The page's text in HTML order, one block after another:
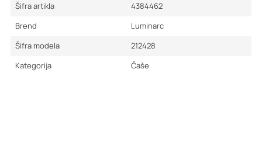
Šifra artikla
4384462
Brend
Luminarc
Šifra modela
212428
Kategorija
Čaše